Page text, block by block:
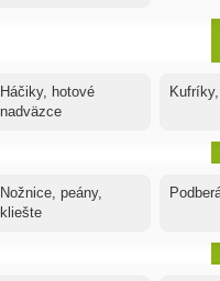
Háčiky, hotové
nadväzce
Nožnice, peány,
kliešte